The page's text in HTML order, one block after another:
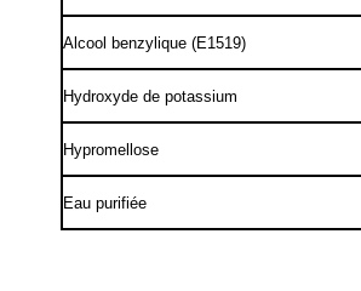
Alcool benzylique (E1519)
Hydroxyde de potassium
Hypromellose
Eau purifiée